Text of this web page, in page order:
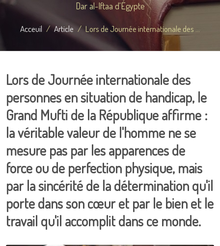
Dar al-Iftaa d'Égypte
Acceuil Article Lors de Journée internationale des ...
Lors de Journée internationale des
personnes en situation de handicap, le
Grand Mufti de la République affirme :
la véritable valeur de l'homme ne se
mesure pas par les apparences de
force ou de perfection physique, mais
par la sincérité de la détermination qu'il
porte dans son cœur et par le bien et le
travail qu'il accomplit dans ce monde.